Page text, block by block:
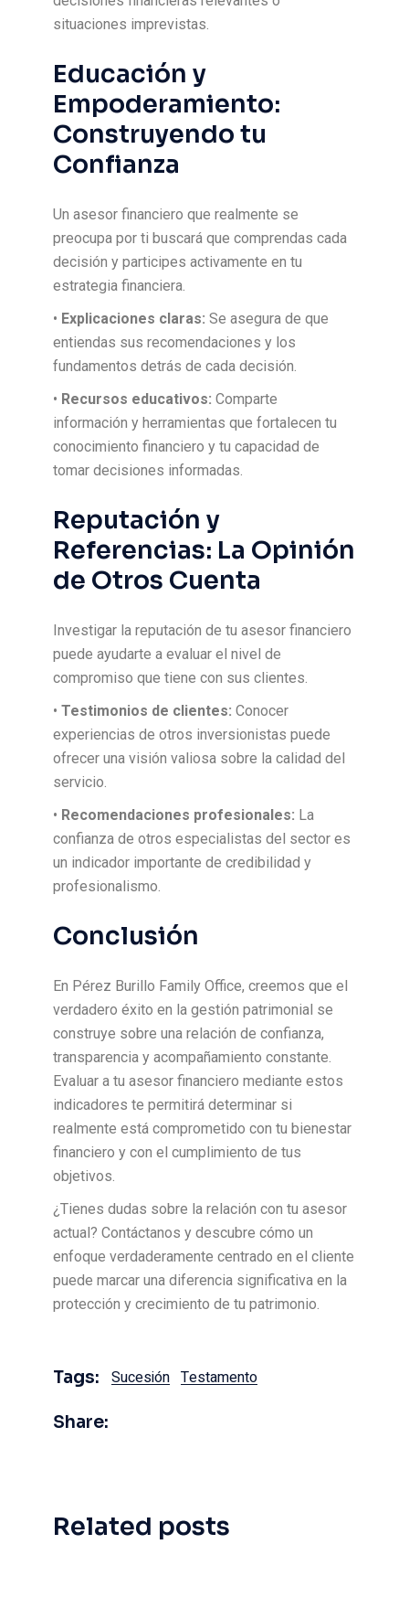
situaciones imprevistas.
Educación y
Empoderamiento:
Construyendo tu
Confianza
Un asesor financiero que realmente se
preocupa por ti buscará que comprendas cada
decisión y participes activamente en tu
estrategia financiera.
• Explicaciones claras: Se asegura de que
entiendas sus recomendaciones y los
fundamentos detrás de cada decisión.
• Recursos educativos: Comparte
información y herramientas que fortalecen tu
conocimiento financiero y tu capacidad de
tomar decisiones informadas.
Reputación y
Referencias: La Opinión
de Otros Cuenta
Investigar la reputación de tu asesor financiero
puede ayudarte a evaluar el nivel de
compromiso que tiene con sus clientes.
•Testimonios de clientes: Conocer
experiencias de otros inversionistas puede
ofrecer una visión valiosa sobre la calidad del
servicio.
• Recomendaciones profesionales: La
confianza de otros especialistas del sector es
un indicador importante de credibilidad y
profesionalismo.
Conclusión
En Pérez Burillo Family Office, creemos que el
verdadero éxito en la gestión patrimonial se
construye sobre una relación de confianza,
transparencia y acompañamiento constante.
Evaluar a tu asesor financiero mediante estos
indicadores te permitirá determinar si
realmente está comprometido con tu bienestar
financiero y con el cumplimiento de tus
objetivos.
¿Tienes dudas sobre la relación con tu asesor
actual? Contáctanos y descubre cómo un
enfoque verdaderamente centrado en el cliente
puede marcar una diferencia significativa en la
protección y crecimiento de tu patrimonio.
Tags: Sucesión Testamento
Share:
Related posts